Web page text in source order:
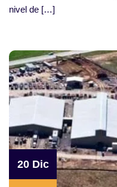
nivel de […]
20 Dic